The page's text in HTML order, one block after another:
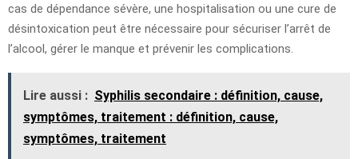
cas de dépendance sévère, une hospitalisation ou une cure de
désintoxication peut être nécessaire pour sécuriser l’arrêt de
l’alcool, gérer le manque et prévenir les complications.
Lire aussi : Syphilis secondaire : définition, cause,
symptômes, traitement : définition, cause,
symptômes, traitement